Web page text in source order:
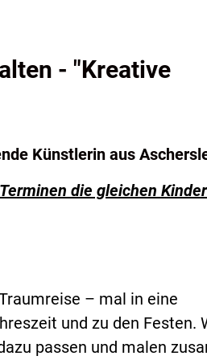
- "Kreative
Künstlerin aus
die gleichen
– mal in eine
und zu den Festen.
passen und malen